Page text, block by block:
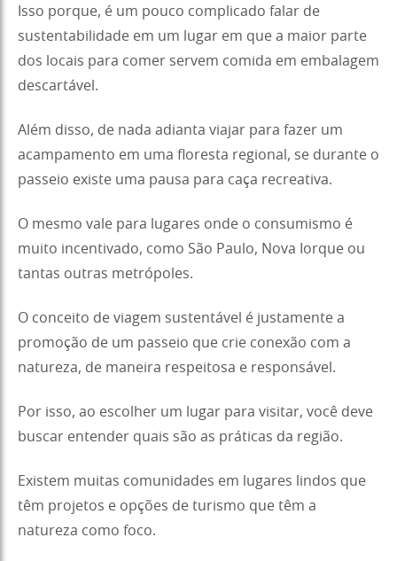
Isso porque, é um pouco complicado falar de
sustentabilidade em um lugar em que a maior parte
dos locais para comer servem comida em embalagem
descartável.
Além disso, de nada adianta viajar para fazer um
acampamento em uma floresta regional, se durante o
passeio existe uma pausa para caça recreativa.
O mesmo vale para lugares onde o consumismo é
muito incentivado, como São Paulo, Nova Iorque ou
tantas outras metrópoles.
O conceito de viagem sustentável é justamente a
promoção de um passeio que crie conexão com a
natureza, de maneira respeitosa e responsável.
Por isso, ao escolher um lugar para visitar, você deve
buscar entender quais são as práticas da região.
Existem muitas comunidades em lugares lindos que
têm projetos e opções de turismo que têm a
natureza como foco.